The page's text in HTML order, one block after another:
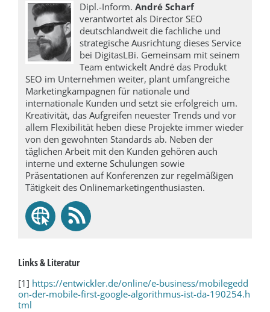
Dipl.-Inform.André Scharf
verantwortet als Director SEO
deutschlandweit die fachliche und
strategische Ausrichtung dieses Service
bei DigitasLBi. Gemeinsam mit seinem
Team entwickelt André das Produkt
SEO im Unternehmen weiter, plant umfangreiche
Marketingkampagnen für nationale und
internationale Kunden und setzt sie erfolgreich um.
Kreativität, das Aufgreifen neuester Trends und vor
allem Flexibilität heben diese Projekte immer wieder
von den gewohnten Standards ab. Neben der
täglichen Arbeit mit den Kunden gehören auch
interne und externe Schulungen sowie
Präsentationen auf Konferenzen zur regelmäßigen
Tätigkeit des Onlinemarketingenthusiasten.
Links & Literatur
[1] https://entwickler.de/online/e-business/mobilegedd
on-der-mobile-first-google-algorithmus-ist-da-190254.h
tml